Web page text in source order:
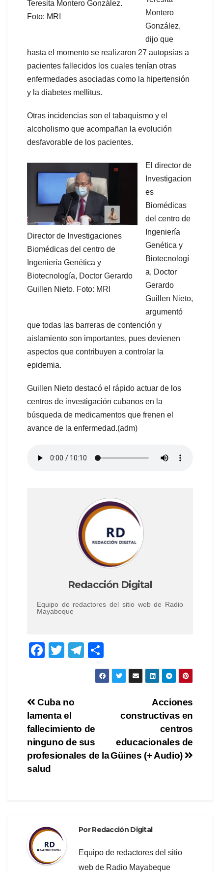
Teresita Montero González.
Foto: MRI
Montero
González,
dijo que
hasta el momento se realizaron 27 autopsias a
pacientes fallecidos los cuales tenían otras
enfermedades asociadas como la hipertensión
y la diabetes mellitus.
Otras incidencias son el tabaquismo y el
alcoholismo que acompañan la evolución
desfavorable de los pacientes.
Director de Investigaciones
Biomédicas del centro de
Ingeniería Genética y
Biotecnología, Doctor Gerardo
Guillen Nieto. Foto: MRI
El director de
Investigacion
es
Biomédicas
del centro de
Ingeniería
Genética y
Biotecnologí
a, Doctor
Gerardo
Guillen Nieto,
argumentó
que todas las barreras de contención y
aislamiento son importantes, pues devienen
aspectos que contribuyen a controlar la
epidemia.
Guillen Nieto destacó el rápido actuar de los
centros de investigación cubanos en la
búsqueda de medicamentos que frenen el
avance de la enfermedad.(adm)
Redacción Digital
Equipo de redactores del sitio web de Radio
Mayabeque
F
e
b
o
o
k
T
er
T
el
m
o
m
Navegación
de
entradas
Acciones
constructivas en
centros
educacionales de
Güines (+ Audio)
Cuba no
lamenta el
fallecimiento de
ninguno de sus
profesionales de la
salud
PorRedacción Digital
Equipo de redactores del sitio
web de Radio Mayabeque